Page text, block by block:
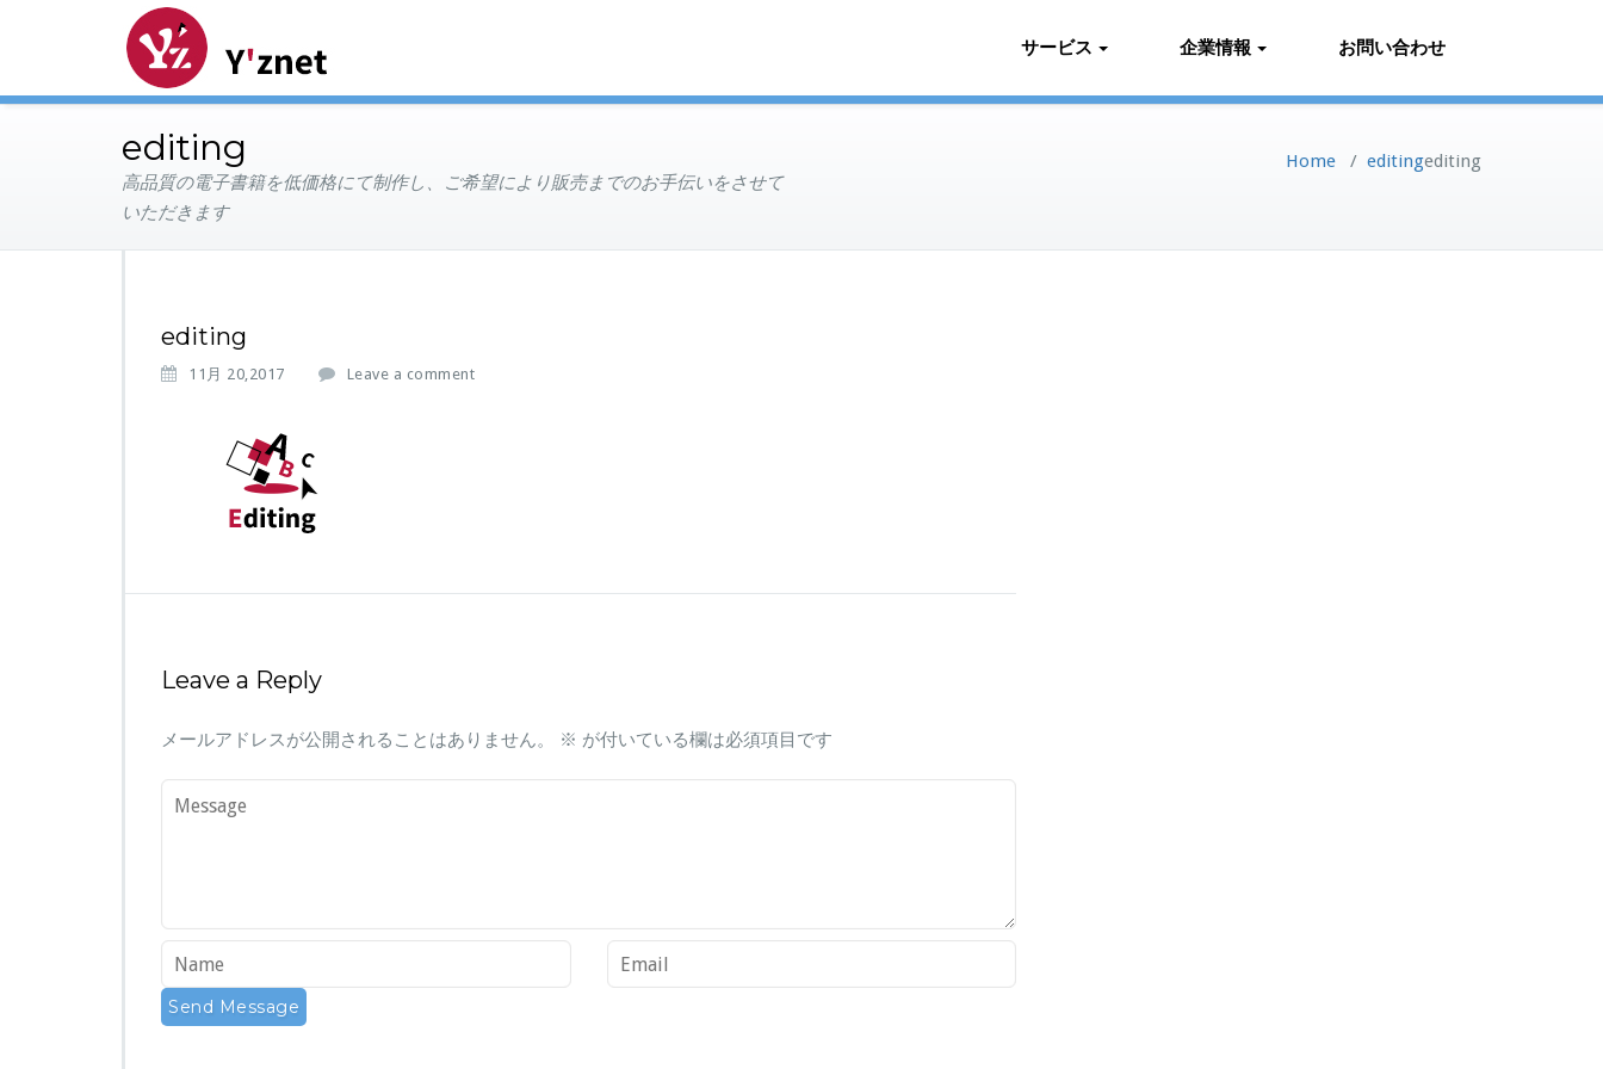
サービス 企業情報 お問い合わせ
editing
高品質の電子書籍を低価格にて制作し、ご希望により販売までのお手伝いをさせて
いただきます
Home / editingediting
editing
11月 20,2017 Leave a comment
Leave a Reply
メールアドレスが公開されることはありません。 ※ が付いている欄は必須項目です